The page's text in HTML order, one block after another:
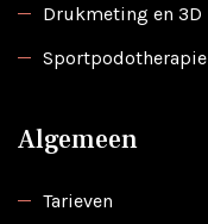
Drukmeting en 3D
Sportpodotherapie
Algemeen
Tarieven